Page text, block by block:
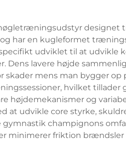
designet
har en kugleformet
udviklet til at udvikle
Dens lavere højde
mens man bygger op
hvilket tillader
højdemekanismer og
at udvikle core styrke,
gymnastik champignons
minimerer friktion brændsler